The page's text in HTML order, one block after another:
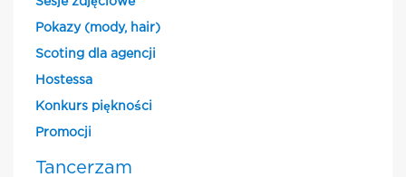
Pokazy (mody, hair)
Scoting dla agencji
Hostessa
Konkurs piękności
Promocji
Tancerzam